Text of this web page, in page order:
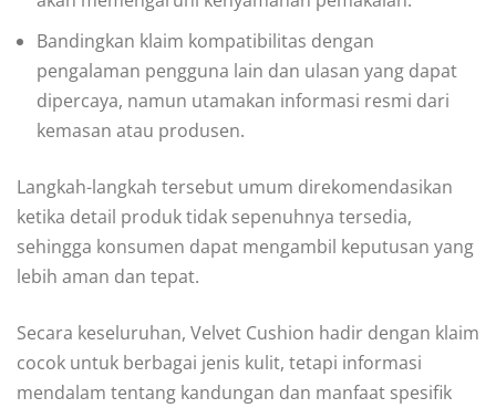
Bandingkan klaim kompatibilitas dengan
pengalaman pengguna lain dan ulasan yang dapat
dipercaya, namun utamakan informasi resmi dari
kemasan atau produsen.
Langkah-langkah tersebut umum direkomendasikan
ketika detail produk tidak sepenuhnya tersedia,
sehingga konsumen dapat mengambil keputusan yang
lebih aman dan tepat.
Secara keseluruhan, Velvet Cushion hadir dengan klaim
cocok untuk berbagai jenis kulit, tetapi informasi
mendalam tentang kandungan dan manfaat spesifik